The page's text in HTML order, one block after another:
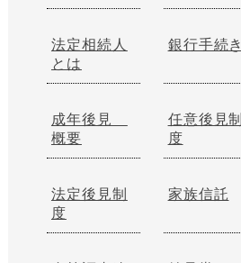
法定相続人
とは
銀行手続き
成年後見
概要
任意後見制
度
法定後見制
度
家族信託